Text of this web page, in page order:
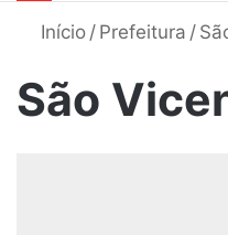
Início / Prefeitura /
São